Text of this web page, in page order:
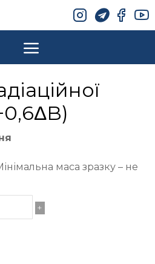
маса зразку – не